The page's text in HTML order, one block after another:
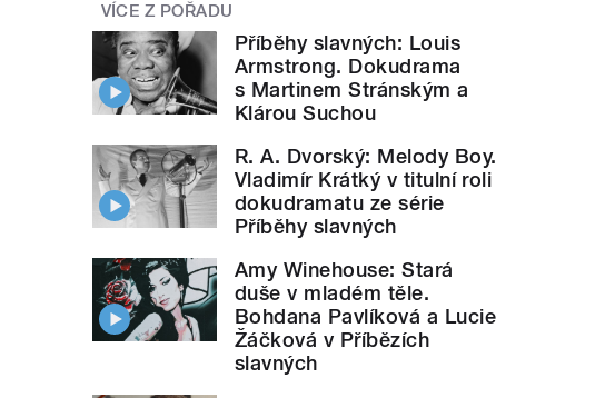
VÍCE Z POŘADU
Příběhy slavných: Louis
Armstrong. Dokudrama
s Martinem Stránským a
Klárou Suchou
R. A. Dvorský: Melody Boy.
Vladimír Krátký v titulní roli
dokudramatu ze série
Příběhy slavných
Amy Winehouse: Stará
duše v mladém těle.
Bohdana Pavlíková a Lucie
Žáčková v Příbězích
slavných